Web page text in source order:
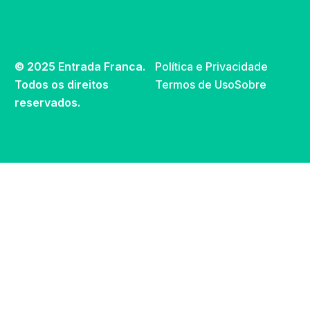
© 2025 Entrada Franca.
Todos os direitos
reservados.
Política e Privacidade
Termos de UsoSobre